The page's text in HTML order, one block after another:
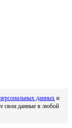
данных и
свои данные в любой